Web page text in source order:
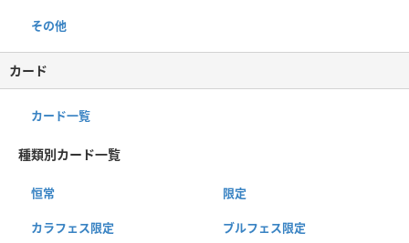
その他
カード
カード一覧
種類別カード一覧
恒常 限定
カラフェス限定 ブルフェス限定